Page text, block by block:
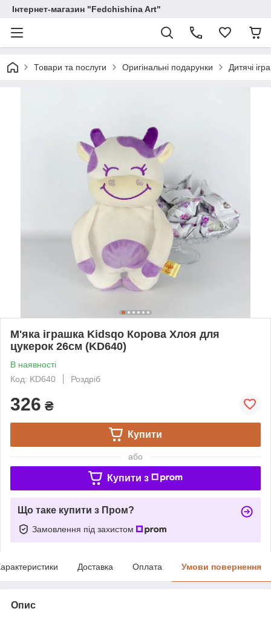
Інтернет-магазин "Fedchishina Art"
Товари та послуги Оригінальні подарунки Дитячі
М'яка іграшка Kidsqo Корова Хлоя для
цукерок 26см (KD640)
В наявності
Код: KD640
Роздріб
326 ₴
Купити
або
Купити з
Що таке купити з Пром?
Замовлення під захистом
Доставка Оплата Умови повернення
Опис